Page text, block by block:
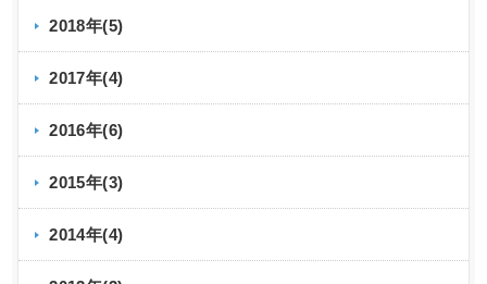
2018年(5)
2017年(4)
2016年(6)
2015年(3)
2014年(4)